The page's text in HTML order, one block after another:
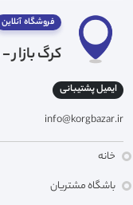
فروشگاه آنلاین
کرگ بازار -
ایمیل پشتیبانی
info@korgbazar.ir
خانه
باشگاه مشتریان